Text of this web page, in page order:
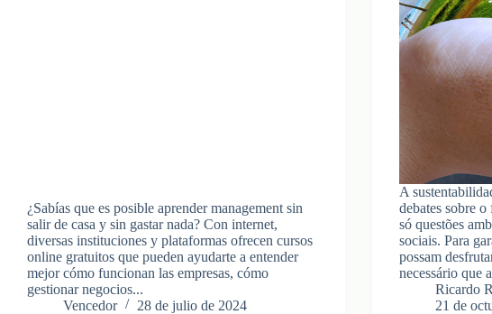
¿Sabías que es posible aprender management sin
salir de casa y sin gastar nada? Con internet,
diversas instituciones y plataformas ofrecen cursos
online gratuitos que pueden ayudarte a entender
mejor cómo funcionan las empresas, cómo
gestionar negocios...
Vencedor
28 de julio de 2024
A
debates sobre
só questões
sociais. Para
possam
necessário que
Ricardo
21 de